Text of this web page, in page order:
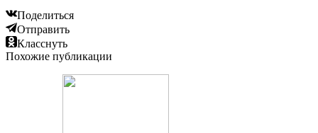
Поделиться
Отправить
Класснуть
Похожие публикации